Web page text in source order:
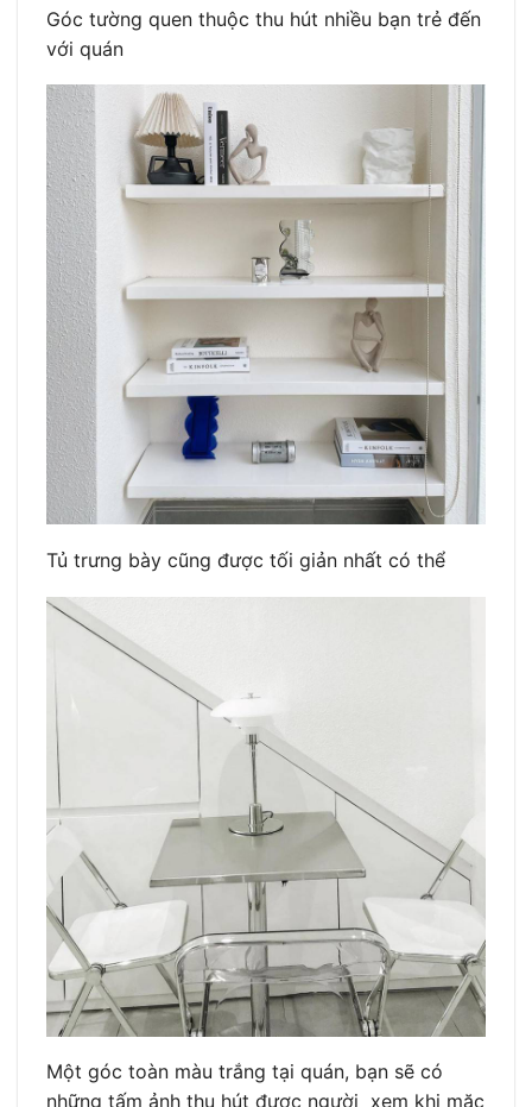
Góc tường quen thuộc thu hút nhiều bạn trẻ đến
với quán
Tủ trưng bày cũng được tối giản nhất có thể
Một góc toàn màu trắng tại quán, bạn sẽ có
những tấm ảnh thu hút được người xem khi mặc